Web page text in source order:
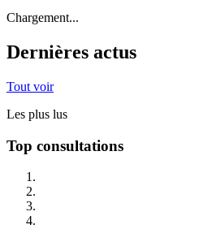
Chargement...
Dernières actus
Tout voir
Les plus lus
Top consultations